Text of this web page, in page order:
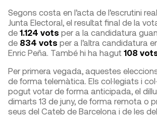
Segons costa en l’acta de l’escrutini
Junta Electoral, el resultat final de la
de 1.124 vots per a la candidatura
de 834 vots per a l’altra candidatura
Enric Peña. També hi ha hagut 108
Per primera vegada, aquestes
de forma telemàtica. Els col·legiats i
pogut votar de forma anticipada, el
dimarts 13 de juny, de forma remota o
seus del Cateb de Barcelona i de les